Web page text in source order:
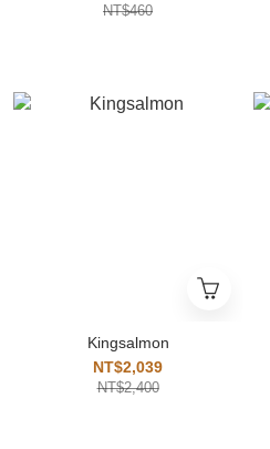
NT$460
Kingsalmon
NT$2,039
NT$2,400